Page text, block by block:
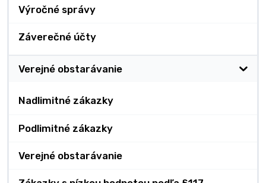
Výročné správy
Záverečné účty
Verejné obstarávanie
Nadlimitné zákazky
Podlimitné zákazky
Verejné obstarávanie